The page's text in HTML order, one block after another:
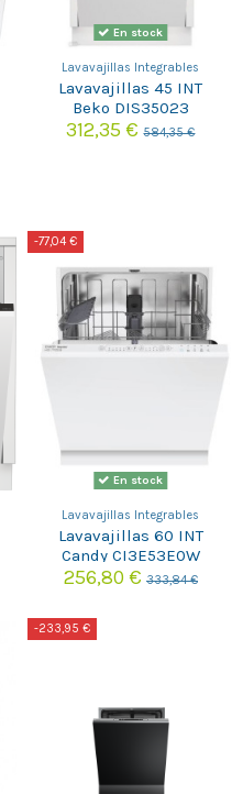
En stock
Lavavajillas Integrables
Lavavajillas 45 INT
Beko DIS35023
312,35 €584,35 €
-77,04 €
En stock
Lavavajillas Integrables
Lavavajillas 60 INT
Candy CI3E53E0W
256,80 € 333,84 €
-233,95 €